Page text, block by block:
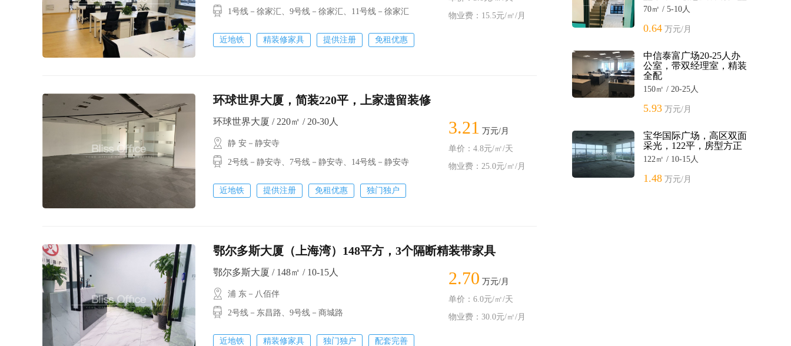
1号线－徐家汇、9号线－徐家汇、11号线－徐家汇
近地铁 精装修家具 提供注册 免租优惠
物业费：15.5元/㎡/月
环球世界大厦，简装220平，上家遗留装修
环球世界大厦 / 220㎡ / 20-30人
静 安－静安寺
2号线－静安寺、7号线－静安寺、14号线－静安寺
近地铁 提供注册 免租优惠 独门独户
3.21 万元/月
单价：4.8元/㎡/天
物业费：25.0元/㎡/月
鄂尔多斯大厦（上海湾）148平方，3个隔断精装带家具
鄂尔多斯大厦 / 148㎡ / 10-15人
浦 东－八佰伴
2号线－东昌路、9号线－商城路
近地铁 精装修家具 独门独户 配套完善
2.70 万元/月
单价：6.0元/㎡/天
物业费：30.0元/㎡/月
70㎡ / 5-10人
0.64 万元/月
中信泰富广场20-25人办
公室，带双经理室，精装
全配
150㎡ / 20-25人
5.93 万元/月
宝华国际广场，高区双面
采光，122平，房型方正
122㎡ / 10-15人
1.48 万元/月